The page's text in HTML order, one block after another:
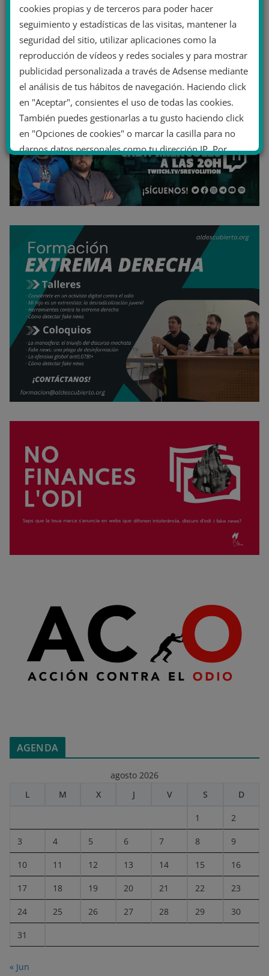
AGENDA
agosto 2026
L
M X J V S D
1 2
3 4 5 6 7 8 9
10 11 12 13 14 15 16
17 18 19 20 21 22 23
24 25 26 27 28 29 30
31
« Jun
cookies propias y de terceros para poder hacer
seguimiento y estadísticas de las visitas, mantener la
seguridad del sitio, utilizar aplicaciones como la
reproducción de vídeos y redes sociales y para mostrar
publicidad personalizada a través de Adsense mediante
el análisis de tus hábitos de navegación. Haciendo click
en "Aceptar", consientes el uso de todas las cookies.
También puedes gestionarlas a tu gusto haciendo click
en "Opciones de cookies" o marcar la casilla para no
darnos datos personales como tu dirección IP. Por
último, puedes leer nuestra Política de cookies.
No dar mi información personal
Opciones de cookies Aceptar cookies
Rechazar cookies Política de cookies